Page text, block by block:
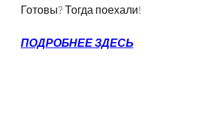
Готовы? Тогда поехали!
ПОДРОБНЕЕ ЗДЕСЬ